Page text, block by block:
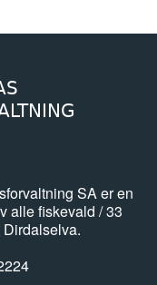
SA er en
alle fiskevald / 33